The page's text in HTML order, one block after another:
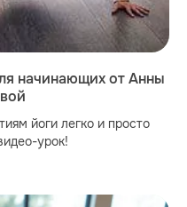
начинающих от Анны
йоги легко и просто
урок!